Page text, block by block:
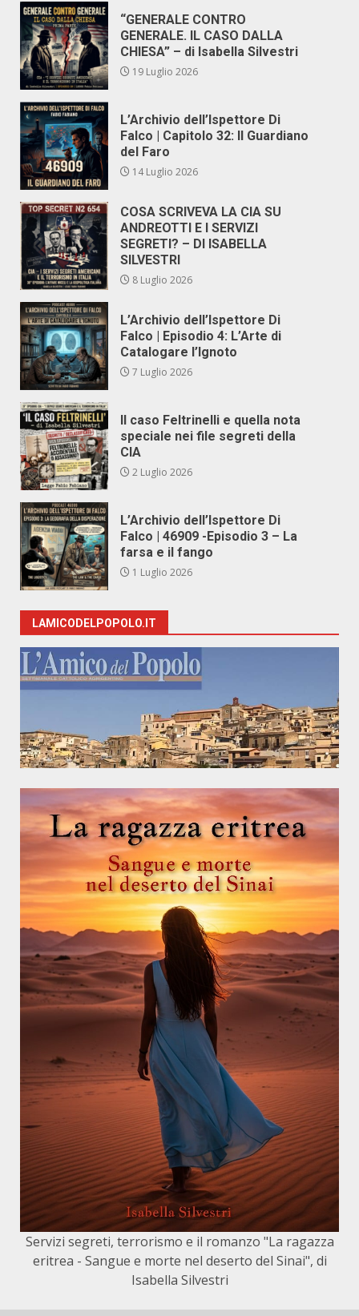
“GENERALE CONTRO
GENERALE. IL CASO DALLA
CHIESA” – di Isabella Silvestri
19 Luglio 2026
L’Archivio dell’Ispettore Di
Falco | Capitolo 32: Il Guardiano
del Faro
14 Luglio 2026
COSA SCRIVEVA LA CIA SU
ANDREOTTI E I SERVIZI
SEGRETI? – DI ISABELLA
SILVESTRI
8 Luglio 2026
L’Archivio dell’Ispettore Di
Falco | Episodio 4: L’Arte di
Catalogare l’Ignoto
7 Luglio 2026
Il caso Feltrinelli e quella nota
speciale nei file segreti della
CIA
2 Luglio 2026
L’Archivio dell’Ispettore Di
Falco | 46909 -Episodio 3 – La
farsa e il fango
1 Luglio 2026
LAMICODELPOPOLO.IT
Servizi segreti, terrorismo e il romanzo "La ragazza
eritrea - Sangue e morte nel deserto del Sinai", di
Isabella Silvestri